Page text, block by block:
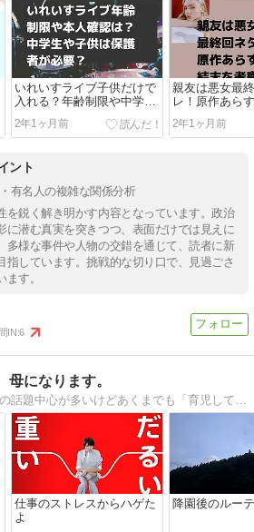
いれいすライブ子供だけで
入れる？年齢制限や中学生
は保護者いないと無理？
2年1ヶ月前
親友は悪女最
レ！原作あら
を考察！
2年1ヶ月前
ント
有名人の複雑な関係分析
を鋭く解き明かす内容となっています。政治
に潜む真実を突きつつ、表面だけでは見えに
多様な事件や人物の交錯を通じて、読者に新
指しています。挑戦的な切り口で、見過ごさ
す。
IN:6
母になります。
育児ブログって子供の話題中心が多いけどあくまでも「育児してる私」の話題中心のブログ。ことごとく育児に向いてない30代時短正社員女と1歳男児と家事スキル完璧夫との日々の暮らしを綴ってます。
仕事のストレスからハゲた
よ
降園後のルー